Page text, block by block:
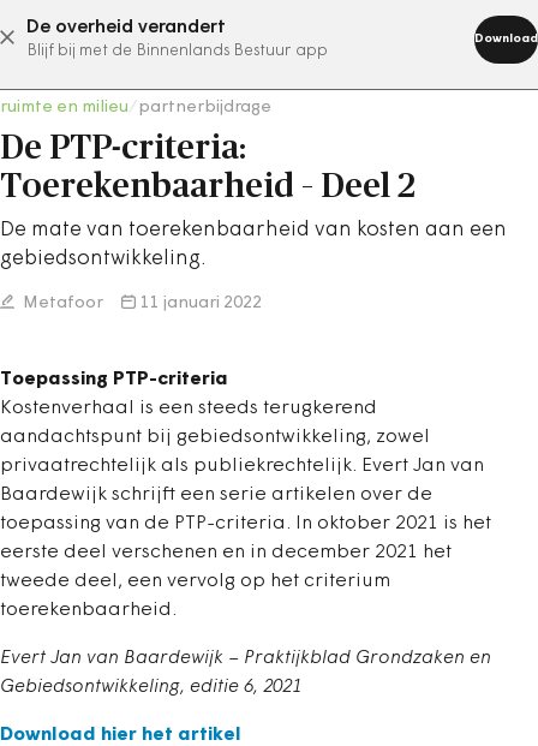
De overheid verandert
Blijf bij met de Binnenlands Bestuur app
Download
abonneer nu
ruimte en milieu partnerbijdrage
De PTP-criteria:
Toerekenbaarheid – Deel 2
De mate van toerekenbaarheid van kosten aan een
gebiedsontwikkeling.
Metafoor 11 januari 2022
Toepassing PTP-criteria
Kostenverhaal is een steeds terugkerend
aandachtspunt bij gebiedsontwikkeling, zowel
privaatrechtelijk als publiekrechtelijk. Evert Jan van
Baardewijk schrijft een serie artikelen over de
toepassing van de PTP-criteria. In oktober 2021 is het
eerste deel verschenen en in december 2021 het
tweede deel, een vervolg op het criterium
toerekenbaarheid.
Evert Jan van Baardewijk – Praktijkblad Grondzaken en
Gebiedsontwikkeling, editie 6, 2021
Download hier het artikel